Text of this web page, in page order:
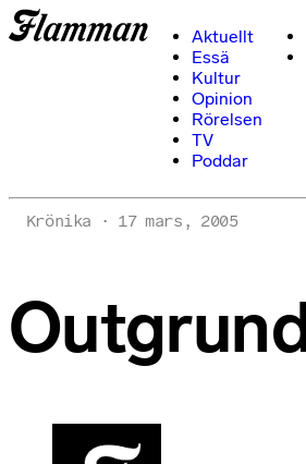
Aktuellt
Essä
Kultur
Opinion
Rörelsen
TV
Poddar
Krönika 17 mars, 2005